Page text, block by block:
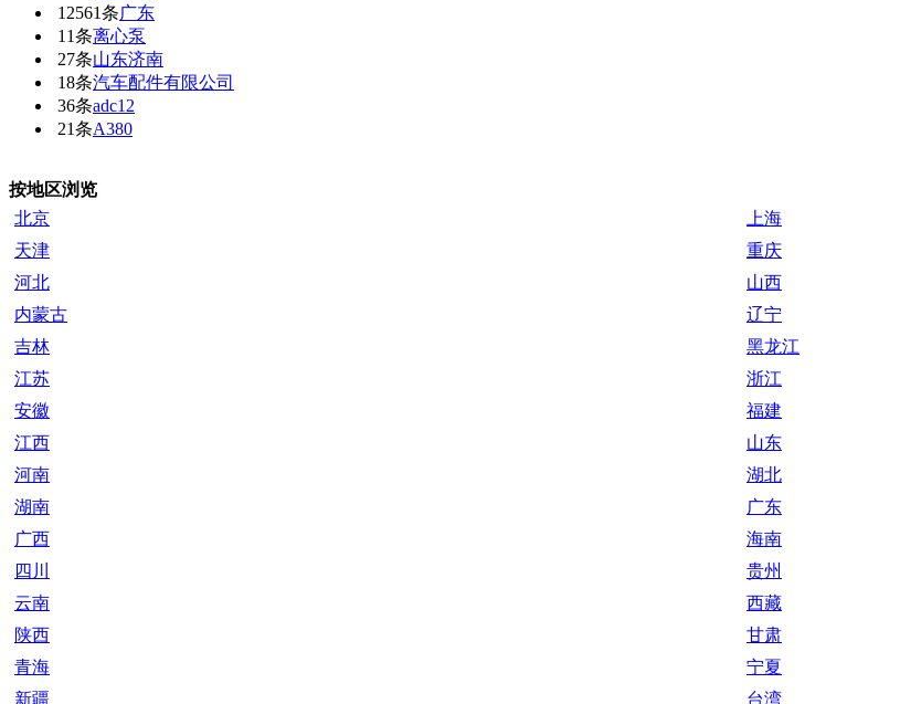
12561条广东
11条离心泵
27条山东济南
18条汽车配件有限公司
36条adc12
21条A380
按地区浏览
北京
上海
天津
重庆
河北
山西
内蒙古
辽宁
吉林
黑龙江
江苏
浙江
安徽
福建
江西
山东
河南
湖北
湖南
广东
广西
海南
四川
贵州
云南
西藏
陕西
甘肃
青海
宁夏
新疆
台湾